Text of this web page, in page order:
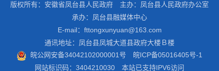
版权所有：安徽省凤台县人民政府
主办：凤台县人民政府办公室
承办：凤台县融媒体中心
E-mail：fttongxunyuan@163.com
通讯地址：凤台县凤城大道县政府大楼Ｂ楼
皖公网安备34042102000001号
皖ICP备05016405号-1
网站标识码：3404210030
本站已支持IPV6访问